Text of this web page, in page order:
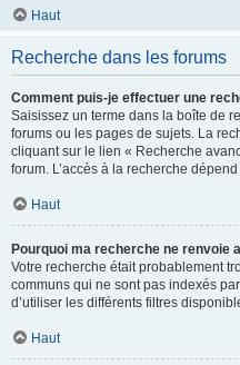
Haut
Recherche dans les forums
Comment puis-je effectuer une
Saisissez un terme dans la boîte de
forums ou les pages de sujets. La
cliquant sur le lien « Recherche
forum. L’accès à la recherche
Haut
Pourquoi ma recherche ne renvoie
Votre recherche était probablement
communs qui ne sont pas indexés
d’utiliser les différents filtres
Haut